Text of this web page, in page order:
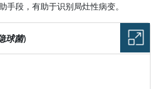
手段，有助于识别局灶性病变。
球菌)